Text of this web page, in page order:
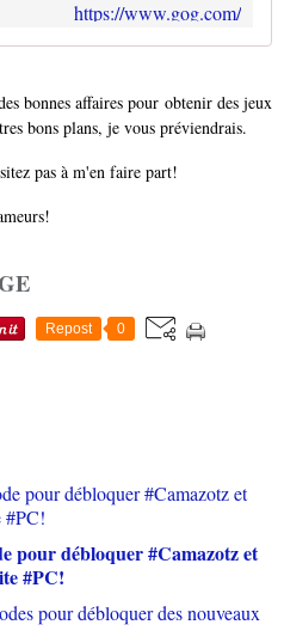
https://www.gog.com/
bonnes affaires pour obtenir des jeux
bons plans, je vous préviendrais.
pas à m'en faire part!
Repost 0
pour débloquer #Camazotz et
#PC!